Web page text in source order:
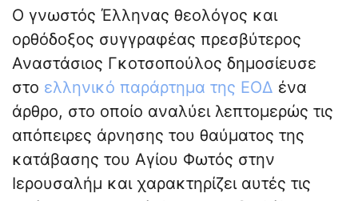
Ο γνωστός Έλληνας θεολόγος και
ορθόδοξος συγγραφέας πρεσβύτερος
Αναστάσιος Γκοτσοπούλος δημοσίευσε
στο ελληνικό παράρτημα της ΕΟΔ ένα
άρθρο, στο οποίο αναλύει λεπτομερώς τις
απόπειρες άρνησης του θαύματος της
κατάβασης του Αγίου Φωτός στην
Ιερουσαλήμ και χαρακτηρίζει αυτές τις